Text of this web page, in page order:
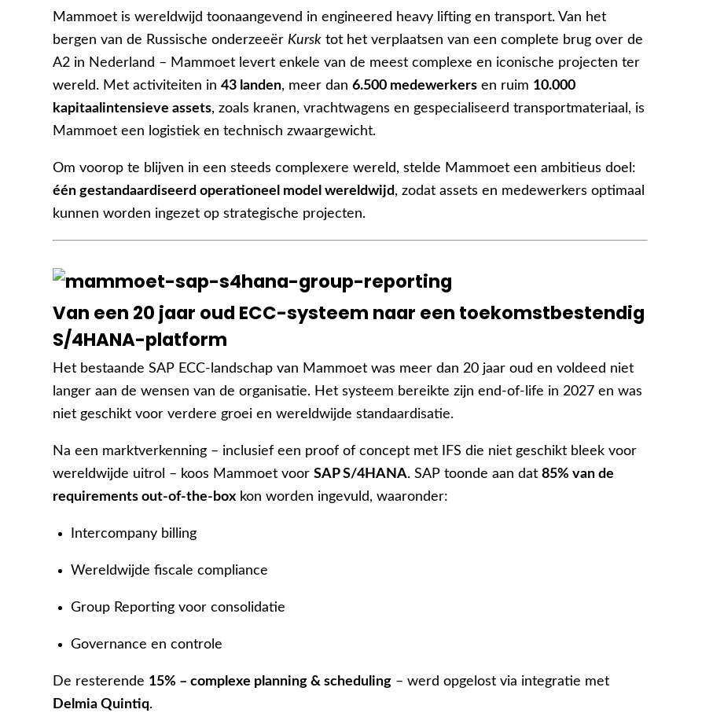
Mammoet is wereldwijd toonaangevend in engineered heavy lifting en transport. Van het
bergen van de Russische onderzeeër Kursk tot het verplaatsen van een complete brug over de
A2 in Nederland – Mammoet levert enkele van de meest complexe en iconische projecten ter
wereld. Met activiteiten in43 landen, meer dan6.500 medewerkers en ruim 10.000
kapitaalintensieve assets, zoals kranen, vrachtwagens en gespecialiseerd transportmateriaal, is
Mammoet een logistiek en technisch zwaargewicht.
Om voorop te blijven in een steeds complexere wereld, stelde Mammoet een ambitieus doel:
één gestandaardiseerd operationeel model wereldwijd, zodat assets en medewerkers optimaal
kunnen worden ingezet op strategische projecten.
Van een 20 jaar oud ECC-systeem naar een toekomstbestendig
S/4HANA-platform
Het bestaande SAP ECC-landschap van Mammoet was meer dan 20 jaar oud en voldeed niet
langer aan de wensen van de organisatie. Het systeem bereikte zijn end-of-life in 2027 en was
niet geschikt voor verdere groei en wereldwijde standaardisatie.
Na een marktverkenning – inclusief een proof of concept met IFS die niet geschikt bleek voor
wereldwijde uitrol – koos Mammoet voorSAP S/4HANA. SAP toonde aan dat85% van de
requirements out-of-the-box kon worden ingevuld, waaronder:
Intercompany billing
Wereldwijde fiscale compliance
Group Reporting voor consolidatie
Governance en controle
De resterende 15% – complexe planning & scheduling – werd opgelost via integratie met
Delmia Quintiq.